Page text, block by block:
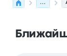
...